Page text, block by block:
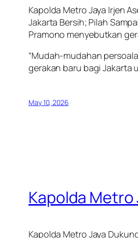
Kapolda Metro Jaya Irjen
Jakarta Bersih; Pilah
Pramono menyebutkan
“Mudah-mudahan
gerakan baru bagi Jakarta
May 10, 2026
Kapolda Metro
Kapolda Metro Jaya